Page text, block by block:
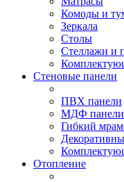
Комоды и
Зеркала
Столы
Стеллажи и
Стеновые панели
ПВХ панели
МДФ панели
Гибкий
Отопление